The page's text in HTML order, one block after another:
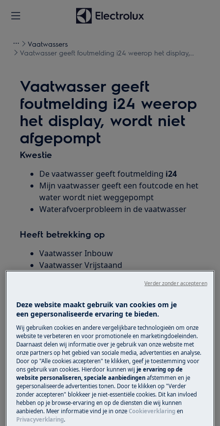
Vaatwassers
Vaatwasser geeft foutmelding i24 weerop het display,
Vaatwasser geeft
foutmelding i24 weerop
het display, wordt niet
afgepompt
Kwestie
De vaatwasser geeft foutmelding i24
Mijn vaatwasser geeft een foutcode en het
water wordt niet weggepompt
Waterafvoerprobleem in de vaatwasser
Heeft betrekking op
Vaatwasser Inbouw
Vaatwasser Vrijstaand
Controleer of de afvoerpompafdekking niet
geblokkeerd wordt door een vreemd voorwerp.
1. Schakel het apparaat uit en trek de stekker uit
het stopcontact.
2. Verwijder het filtersysteem.
3. Verwijder resterend water met een spons.
4. Trek met uw vinger de plastic hoes schuin
weg.
Deze website maakt gebruik van cookies om je
een gepersonaliseerde ervaring te bieden.
Wij gebruiken cookies en andere vergelijkbare technologieën om onze
website te verbeteren en voor promotionele en marketingdoeleinden.
Daarnaast delen wij informatie over je gebruik van onze website met
onze partners op het gebied van sociale media, advertenties en analyse.
Door op "Alle cookies accepteren" te klikken, geef je toestemming voor
ons gebruik van cookies. Hierdoor kunnen wijje ervaring op de
website personaliseren, speciale aanbiedingen afstemmen en je
gepersonaliseerde advertenties tonen. Door te klikken op "Verder
zonder accepteren" blokkeer je niet-essentiële cookies. Dit kan invloed
hebben op je browse-ervaring en op de diensten die wij kunnen
aanbieden. Meer informatie vind je in onzeCookieverklaring en
Privacyverklaring.
Verder zonder accepteren